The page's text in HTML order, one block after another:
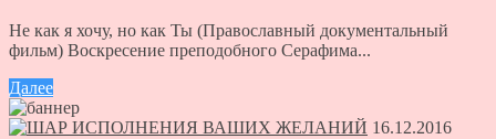
Не как я хочу, но как Ты (Православный документальный
фильм) Воскресение преподобного Серафима...
Далее
16.12.2016